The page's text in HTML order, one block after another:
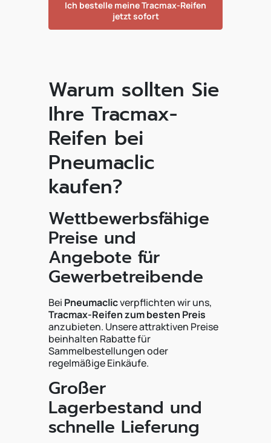
Ich bestelle meine Tracmax-Reifen
jetzt sofort
Warum sollten Sie
Ihre Tracmax-
Reifen bei
Pneumaclic
kaufen?
Wettbewerbsfähige
Preise und
Angebote für
Gewerbetreibende
Bei Pneumaclicverpflichten wir uns,
Tracmax-Reifen zum besten Preis
anzubieten. Unsere attraktiven Preise
beinhalten Rabatte für
Sammelbestellungen oder
regelmäßige Einkäufe.
Großer
Lagerbestand und
schnelle Lieferung